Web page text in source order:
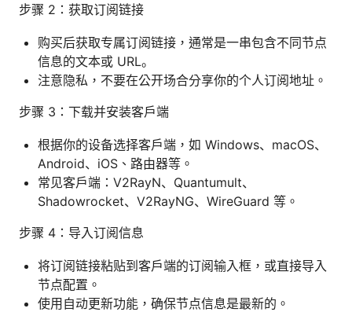
步骤 2：获取订阅链接
购买后获取专属订阅链接，通常是一串包含不同节点
信息的文本或 URL。
注意隐私，不要在公开场合分享你的个人订阅地址。
步骤 3：下载并安装客户端
根据你的设备选择客户端，如 Windows、macOS、
Android、iOS、路由器等。
常见客户端：V2RayN、Quantumult、
Shadowrocket、V2RayNG、WireGuard 等。
步骤 4：导入订阅信息
将订阅链接粘贴到客户端的订阅输入框，或直接导入
节点配置。
使用自动更新功能，确保节点信息是最新的。